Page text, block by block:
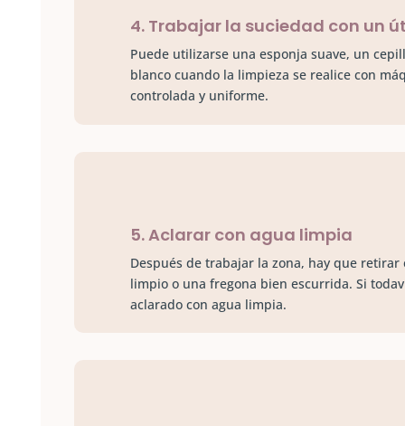
4. Trabajar la suciedad con un
Puede utilizarse una esponja suave, un
blanco cuando la limpieza se realice con
controlada y uniforme.
5. Aclarar con agua limpia
Después de trabajar la zona, hay que
limpio o una fregona bien escurrida. Si
aclarado con agua limpia.